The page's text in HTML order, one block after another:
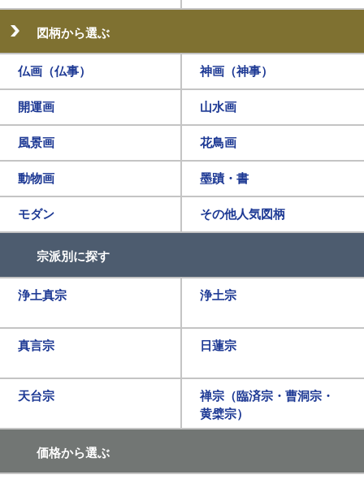
図柄から選ぶ
仏画（仏事） 神画（神事）
開運画 山水画
風景画 花鳥画
動物画 墨蹟・書
モダン その他人気図柄
宗派別に探す
浄土真宗 浄土宗
真言宗 日蓮宗
天台宗
禅宗（臨済宗・曹洞宗・
黄檗宗）
価格から選ぶ